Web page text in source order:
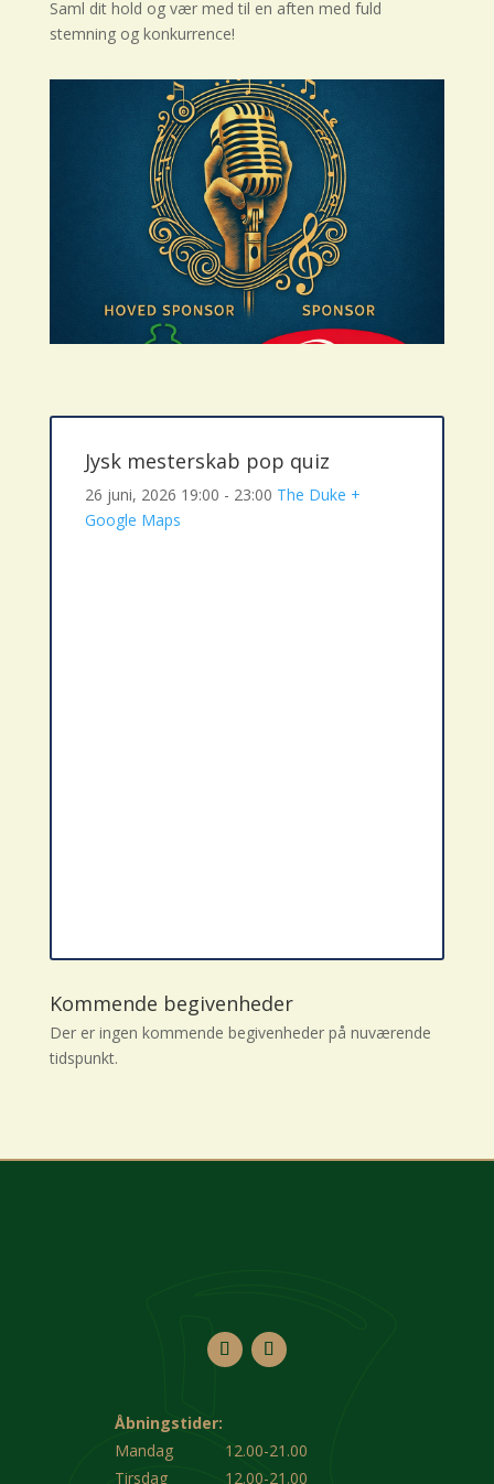
Saml dit hold og vær med til en aften med fuld
stemning og konkurrence!
Jysk mesterskab pop quiz
26 juni, 2026 19:00 - 23:00 The Duke +
Google Maps
Kommende begivenheder
Der er ingen kommende begivenheder på nuværende
tidspunkt.
Åbningstider:
Mandag
12.00-21.00
Tirsdag
12.00-21.00